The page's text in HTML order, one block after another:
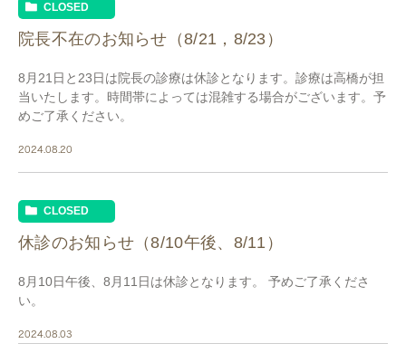
CLOSED
院長不在のお知らせ（8/21，8/23）
8月21日と23日は院長の診療は休診となります。診療は高橋が担
当いたします。時間帯によっては混雑する場合がございます。予
めご了承ください。
2024.08.20
CLOSED
休診のお知らせ（8/10午後、8/11）
8月10日午後、8月11日は休診となります。 予めご了承くださ
い。
2024.08.03